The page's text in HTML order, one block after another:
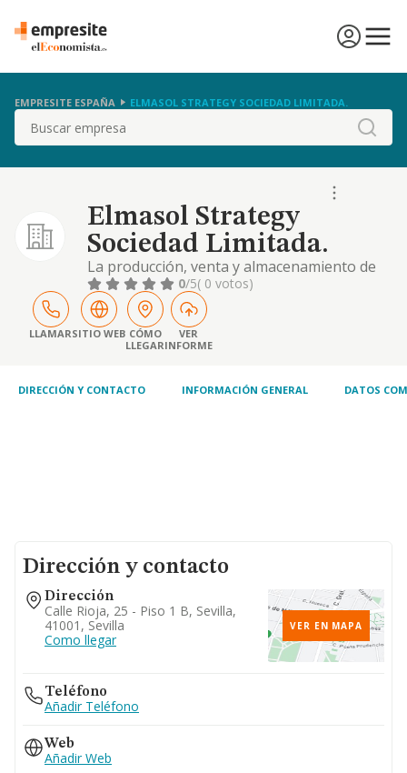
EMPRESITE ESPAÑA ELMASOL STRATEGY SOCIEDAD LIMITADA.
Buscar
Elmasol Strategy
Sociedad Limitada.
La producción, venta y almacenamiento de
energía eléctrica y térmica de origen
renovable así como la explotación y
desarrollo de proyectos relacionados con
energías de origen renovable -eólica,
fotovoltaica y de cualquier otro tipo-
0/5( 0 votos)
LLAMARSITIO WEB CÓMO
LLEGAR
VER
INFORME
DIRECCIÓN Y CONTACTO INFORMACIÓN GENERAL DATOS
Dirección y contacto
Dirección
Calle Rioja, 25 - Piso 1 B, Sevilla,
41001, Sevilla
Como llegar
VER EN MAPA
Teléfono
Añadir Teléfono
Web
Añadir Web